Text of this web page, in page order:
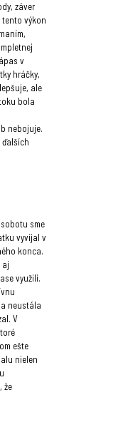
záver
výkon
v
hráčky,
ale
bola
nebojuje.
ďalších
sobotu sme
vyvíjal v
konca.
aj
využili.
neustála
V
ešte
nielen
že